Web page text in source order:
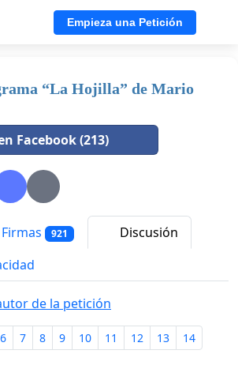
Empieza una Petición
“La Hojilla” de Mario
Facebook (213)
Firmas 921
Discusión
de la petición
6 7 8 9 10 11 12 13 14